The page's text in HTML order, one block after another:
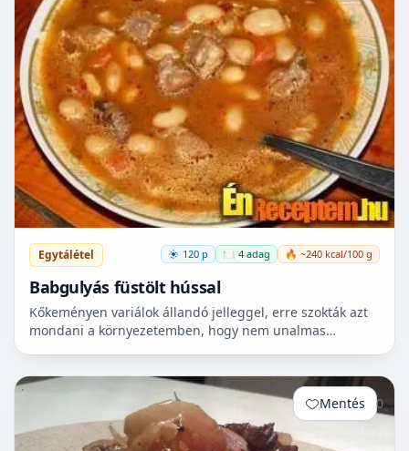
Egytálétel 120 p 🍽️ 4 adag 🔥 ~240 kcal/100 g
Babgulyás füstölt hússal
Kőkeményen variálok állandó jelleggel, erre szokták azt
mondani a környezetemben, hogy nem unalmas
Mentés 0